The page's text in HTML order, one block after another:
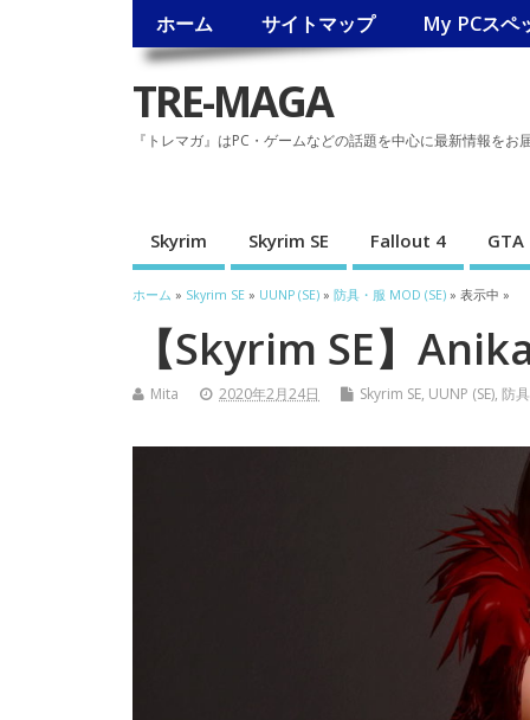
ホーム サイトマップ My PCスペ
TRE-MAGA
『トレマガ』はPC・ゲームなどの話題を中心に最新情報をお
Skyrim Skyrim SE Fallout 4 GTA
ホーム » Skyrim SE » UUNP (SE) » 防具・服 MOD (SE) » 表示中 »
【Skyrim SE】
Mita 2020年2月24日 Skyrim SE, UUNP (SE), 防